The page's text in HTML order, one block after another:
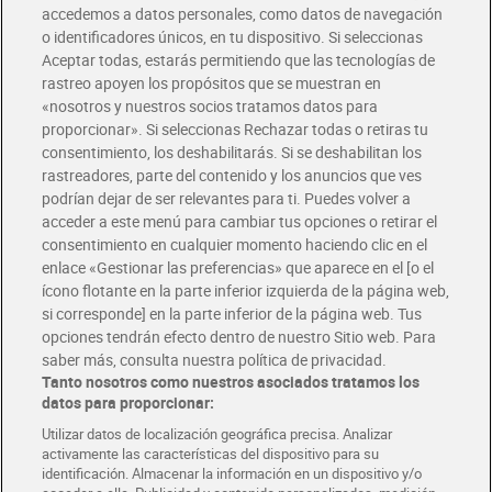
Envío gratis por compras superiores a 100€
Envío estandar por 4,99€
Glovo y Uber Eats
Solicita tu factura de Glovo o Uber Eats
Únete al CLUB Dia
Disfruta las ventajas y ofertas exclusivas.
Descárgate la APP Dia
Folletos y Tiendas
Descubre las mejores ofertas y busca tu tienda más cercana
Tarjeta MaX Dia
Te devuelve hasta 8€/mes de tus compras.
¡Solicita tu tarjeta de crédito aquí!
COMER MEJOR CADA DIA
accedemos a datos personales, como datos de navegación
o identificadores únicos, en tu dispositivo. Si seleccionas
Aceptar todas, estarás permitiendo que las tecnologías de
rastreo apoyen los propósitos que se muestran en
«nosotros y nuestros socios tratamos datos para
proporcionar». Si seleccionas Rechazar todas o retiras tu
consentimiento, los deshabilitarás. Si se deshabilitan los
rastreadores, parte del contenido y los anuncios que ves
podrían dejar de ser relevantes para ti. Puedes volver a
acceder a este menú para cambiar tus opciones o retirar el
consentimiento en cualquier momento haciendo clic en el
enlace «Gestionar las preferencias» que aparece en el [o el
ícono flotante en la parte inferior izquierda de la página web,
si corresponde] en la parte inferior de la página web. Tus
opciones tendrán efecto dentro de nuestro Sitio web. Para
saber más, consulta nuestra política de privacidad.
Tanto nosotros como nuestros asociados tratamos los
datos para proporcionar:
Utilizar datos de localización geográfica precisa. Analizar
activamente las características del dispositivo para su
identificación. Almacenar la información en un dispositivo y/o